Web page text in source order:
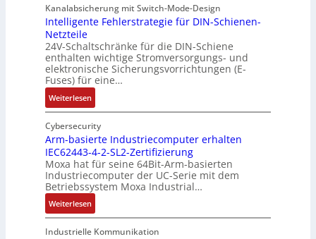
i
s
c
h
e
G
e
h
ä
u
s
e
d
e
h
n
u
n
u
i
e
r
e
n
A
u
f
w
a
n
d
,
K
o
u
v
r
ä
n
i
t
ä
t
b
e
g
i
n
n
t
a
e
k
r
d
b
e
t
e
i
l
i
g
u
n
g
b
e
Kanalabsicherung mit Switch-Mode-Design
Intelligente Fehlerstrategie für DIN-Schienen-
Netzteile
24V-Schaltschränke für die DIN-Schiene
enthalten wichtige Stromversorgungs- und
elektronische Sicherungsvorrichtungen (E-
Fuses) für eine…
Weiterlesen:
I
n
t
e
l
l
i
g
e
n
Cybersecurity
Arm-basierte Industriecomputer erhalten
IEC62443-4-2-SL2-Zertifizierung
Moxa hat für seine 64Bit-Arm-basierten
Industriecomputer der UC-Serie mit dem
Betriebssystem Moxa Industrial…
Weiterlesen:
A
r
Industrielle Kommunikation